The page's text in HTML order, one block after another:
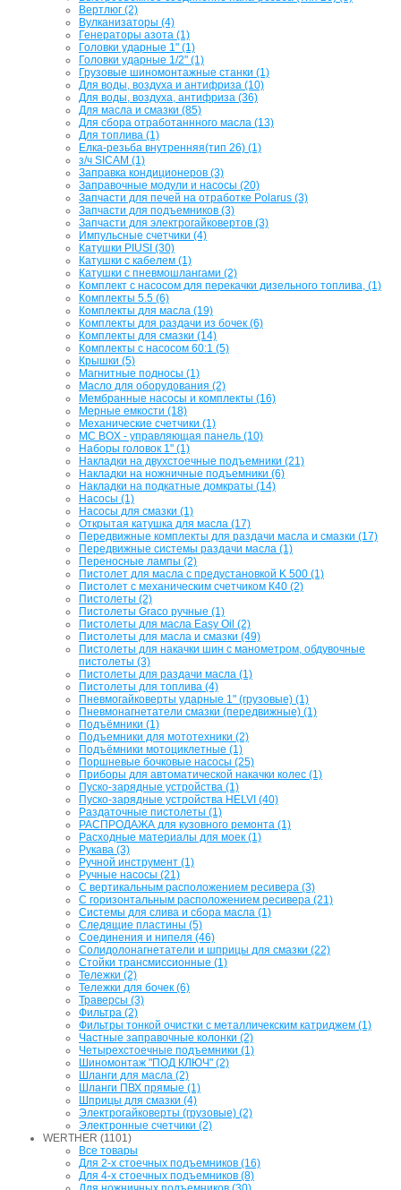
Вертлюг (2)
Вулканизаторы (4)
Генераторы азота (1)
Головки ударные 1" (1)
Головки ударные 1/2" (1)
Грузовые шиномонтажные станки (1)
Для воды, воздуха и антифриза (10)
Для воды, воздуха, антифриза (36)
Для масла и смазки (85)
Для сбора отработаннного масла (13)
Для топлива (1)
Елка-резьба внутренняя(тип 26) (1)
з/ч SICAM (1)
Заправка кондиционеров (3)
Заправочные модули и насосы (20)
Запчасти для печей на отработке Polarus (3)
Запчасти для подъемников (3)
Запчасти для электрогайковертов (3)
Импульсные счетчики (4)
Катушки PIUSI (30)
Катушки с кабелем (1)
Катушки с пневмошлангами (2)
Комплект с насосом для перекачки дизельного топлива, (1)
Комплекты 5.5 (6)
Комплекты для масла (19)
Комплекты для раздачи из бочек (6)
Комплекты для смазки (14)
Комплекты с насосом 60:1 (5)
Крышки (5)
Магнитные подносы (1)
Масло для оборудования (2)
Мембранные насосы и комплекты (16)
Мерные емкости (18)
Механические счетчики (1)
МС BOX - управляющая панель (10)
Наборы головок 1" (1)
Накладки на двухстоечные подъемники (21)
Накладки на ножничные подъемники (6)
Накладки на подкатные домкраты (14)
Насосы (1)
Насосы для смазки (1)
Открытая катушка для масла (17)
Передвижные комплекты для раздачи масла и смазки (17)
Передвижные системы раздачи масла (1)
Переносные лампы (2)
Пистолет для масла с предустановкой K 500 (1)
Пистолет с механическим счетчиком К40 (2)
Пистолеты (2)
Пистолеты Graco ручные (1)
Пистолеты для масла Easy Oil (2)
Пистолеты для масла и смазки (49)
Пистолеты для накачки шин с манометром, обдувочные
пистолеты (3)
Пистолеты для раздачи масла (1)
Пистолеты для топлива (4)
Пневмогайковерты ударные 1" (грузовые) (1)
Пневмонагнетатели смазки (передвижные) (1)
Подъёмники (1)
Подъемники для мототехники (2)
Подъёмники мотоциклетные (1)
Поршневые бочковые насосы (25)
Приборы для автоматической накачки колес (1)
Пуско-зарядные устройства (1)
Пуско-зарядные устройства HELVI (40)
Раздаточные пистолеты (1)
РАСПРОДАЖА для кузовного ремонта (1)
Расходные материалы для моек (1)
Рукава (3)
Ручной инструмент (1)
Ручные насосы (21)
С вертикальным расположением ресивера (3)
С горизонтальным расположением ресивера (21)
Системы для слива и сбора масла (1)
Следящие пластины (5)
Соединения и нипеля (46)
Солидолонагнетатели и шприцы для смазки (22)
Стойки трансмиссионные (1)
Тележки (2)
Тележки для бочек (6)
Траверсы (3)
Фильтра (2)
Фильтры тонкой очистки с металличекским катриджем (1)
Частные заправочные колонки (2)
Четырехстоечные подъемники (1)
Шиномонтаж "ПОД КЛЮЧ" (2)
Шланги для масла (2)
Шланги ПВХ прямые (1)
Шприцы для смазки (4)
Электрогайковерты (грузовые) (2)
Электронные счетчики (2)
WERTHER (1101)
Все товары
Для 2-х стоечных подъемников (16)
Для 4-х стоечных подъемников (8)